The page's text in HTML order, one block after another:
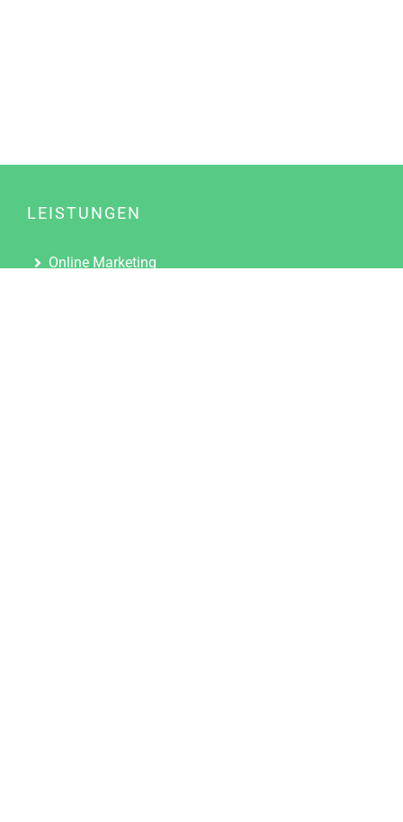
LEISTUNGEN
Online Marketing